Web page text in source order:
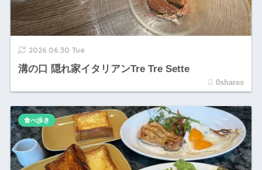
2026.06.30 Tue
溝の口 隠れ家イタリアンTre Tre Sette
0shares
食べ歩き